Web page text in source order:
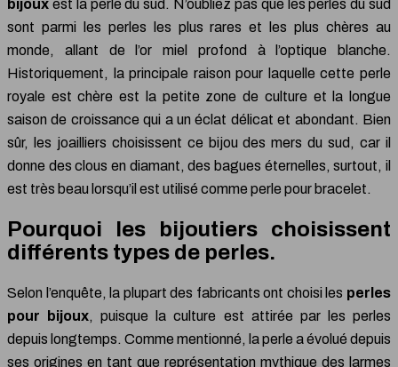
bijoux est la perle du sud. N’oubliez pas que les perles du sud
sont parmi les perles les plus rares et les plus chères au
monde, allant de l’or miel profond à l’optique blanche.
Historiquement, la principale raison pour laquelle cette perle
royale est chère est la petite zone de culture et la longue
saison de croissance qui a un éclat délicat et abondant. Bien
sûr, les joailliers choisissent ce bijou des mers du sud, car il
donne des clous en diamant, des bagues éternelles, surtout, il
est très beau lorsqu’il est utilisé comme perle pour bracelet.
Pourquoi les bijoutiers choisissent
différents types de perles.
Selon l’enquête, la plupart des fabricants ont choisi les perles
pour bijoux, puisque la culture est attirée par les perles
depuis longtemps. Comme mentionné, la perle a évolué depuis
ses origines en tant que représentation mythique des larmes